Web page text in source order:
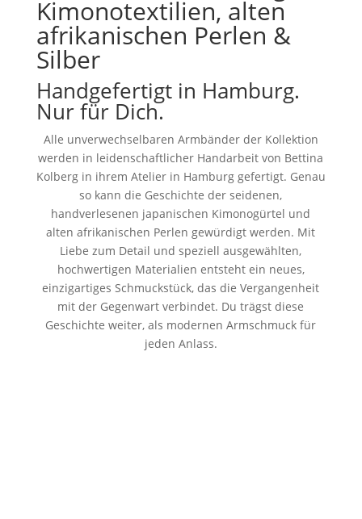
Kimonotextilien, alten
afrikanischen Perlen &
Silber
Handgefertigt in Hamburg.
Nur für Dich.
Alle unverwechselbaren Armbänder der Kollektion
werden in leidenschaftlicher Handarbeit von Bettina
Kolberg in ihrem Atelier in Hamburg gefertigt. Genau
so kann die Geschichte der seidenen,
handverlesenen japanischen Kimonogürtel und
alten afrikanischen Perlen gewürdigt werden. Mit
Liebe zum Detail und speziell ausgewählten,
hochwertigen Materialien entsteht ein neues,
einzigartiges Schmuckstück, das die Vergangenheit
mit der Gegenwart verbindet. Du trägst diese
Geschichte weiter, als modernen Armschmuck für
jeden Anlass.